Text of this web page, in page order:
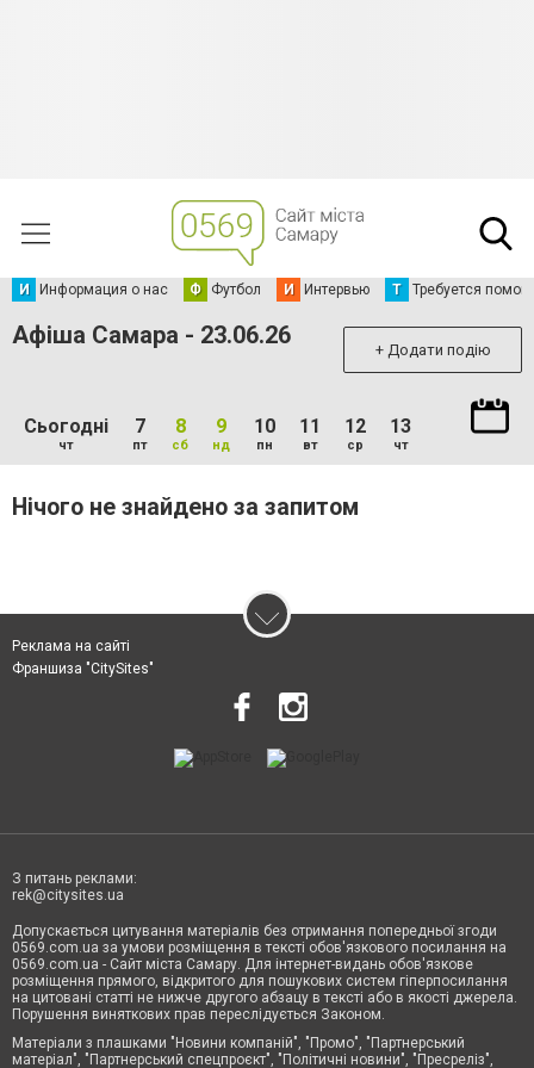
И Информация о нас Ф Футбол И Интервью Т Требуется
Афіша Самара - 23.06.26 + Додати подію
Сьогодні
чт
7
пт
8
сб
9
нд
10
пн
11
вт
12
ср
13
чт
Нічого не знайдено за запитом
Реклама на сайті
Франшиза "CitySites"
З питань реклами:
rek@citysites.ua
Допускається цитування матеріалів без отримання попередньої згоди
0569.com.ua за умови розміщення в тексті обов'язкового посилання на
0569.com.ua - Сайт міста Самару. Для інтернет-видань обов'язкове
розміщення прямого, відкритого для пошукових систем гіперпосилання
на цитовані статті не нижче другого абзацу в тексті або в якості джерела.
Порушення виняткових прав переслідується Законом.
Матеріали з плашками "Новини компаній", "Промо", "Партнерський
матеріал", "Партнерський спецпроєкт", "Політичні новини", "Пресреліз",